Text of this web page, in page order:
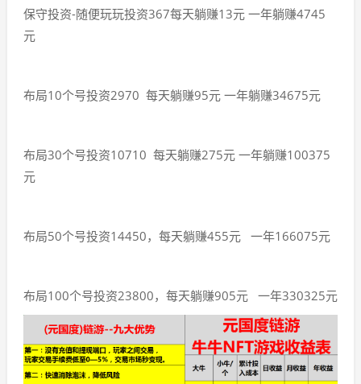
保守投资-随便玩玩投资367每天躺赚13元 一年躺赚4745
元
布局10个号投资2970 每天躺赚95元 一年躺赚34675元
布局30个号投资10710 每天躺赚275元 一年躺赚100375
元
布局50个号投资14450，每天躺赚455元 一年166075元
布局100个号投资23800，每天躺赚905元 一年330325元